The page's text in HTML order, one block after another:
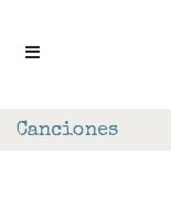
Canciones